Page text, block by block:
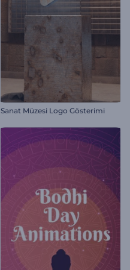
Sanat Müzesi Logo Gösterimi